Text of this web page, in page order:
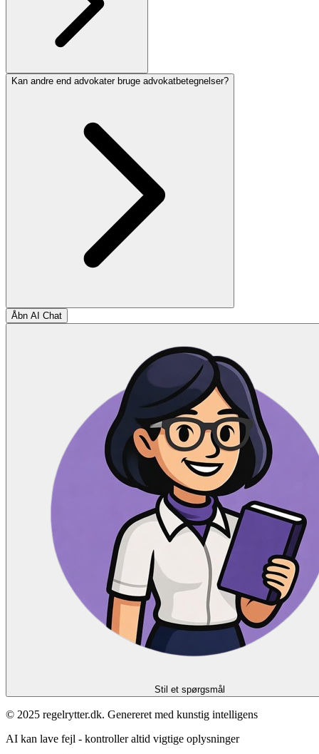
Kan andre end advokater bruge advokatbetegnelser?
Åbn AI Chat
Stil et spørgsmål
© 2025 regelrytter.dk. Genereret med kunstig intelligens
AI kan lave fejl - kontroller altid vigtige oplysninger